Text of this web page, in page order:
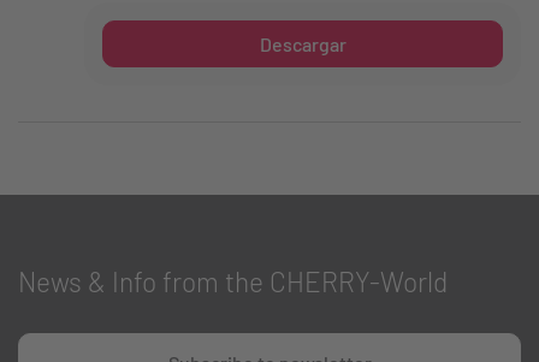
Descargar
News & Info from the CHERRY-World